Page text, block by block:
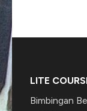
LITE
Bimbingan